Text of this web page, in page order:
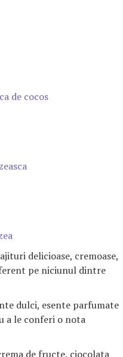
de cocos
delicioase, cremoase,
pe niciunul dintre
dulci, esente parfumate
a le conferi o nota
de fructe, ciocolata